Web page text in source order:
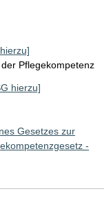
Pflegekompetenz
hierzu]
Gesetzes zur
-